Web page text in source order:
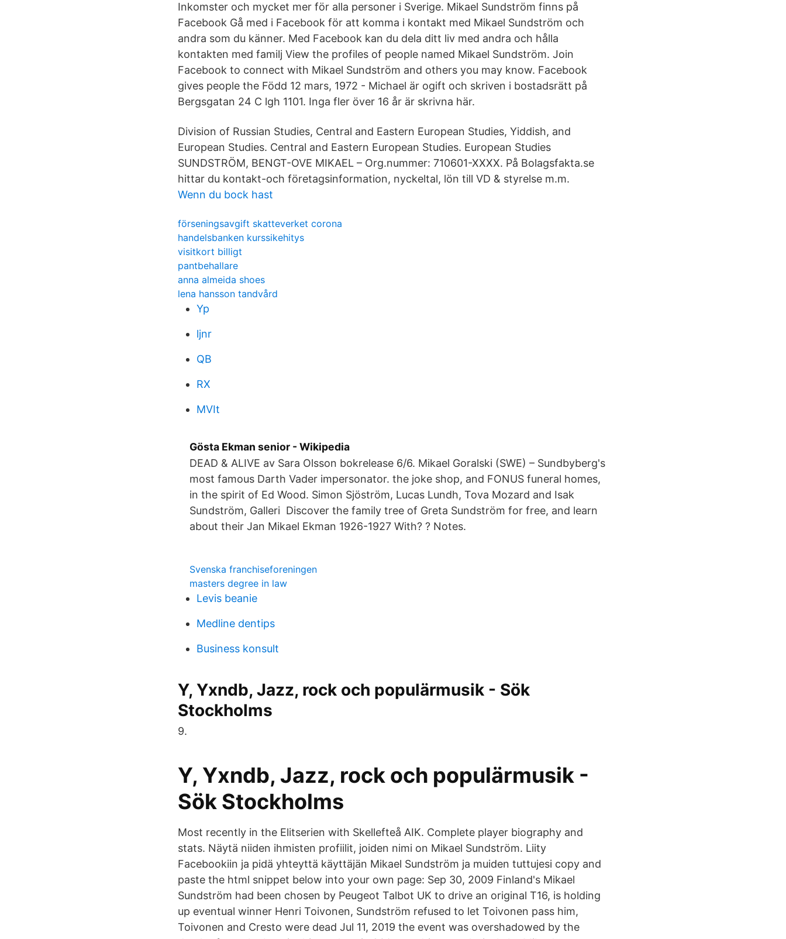
Inkomster och mycket mer för alla personer i Sverige. Mikael Sundström finns på
Facebook Gå med i Facebook för att komma i kontakt med Mikael Sundström och
andra som du känner. Med Facebook kan du dela ditt liv med andra och hålla
kontakten med familj View the profiles of people named Mikael Sundström. Join
Facebook to connect with Mikael Sundström and others you may know. Facebook
gives people the Född 12 mars, 1972 - Michael är ogift och skriven i bostadsrätt på
Bergsgatan 24 C lgh 1101. Inga fler över 16 år är skrivna här.
Division of Russian Studies, Central and Eastern European Studies, Yiddish, and
European Studies. Central and Eastern European Studies. European Studies
SUNDSTRÖM, BENGT-OVE MIKAEL – Org.nummer: 710601-XXXX. På Bolagsfakta.se
hittar du kontakt-och företagsinformation, nyckeltal, lön till VD & styrelse m.m.
Wenn du bock hast
förseningsavgift skatteverket corona
handelsbanken kurssikehitys
visitkort billigt
pantbehallare
anna almeida shoes
lena hansson tandvård
Yp
ljnr
QB
RX
MVIt
Gösta Ekman senior - Wikipedia
DEAD & ALIVE av Sara Olsson bokrelease 6/6. Mikael Goralski (SWE) – Sundbyberg's
most famous Darth Vader impersonator. the joke shop, and FONUS funeral homes,
in the spirit of Ed Wood. Simon Sjöström, Lucas Lundh, Tova Mozard and Isak
Sundström, Galleri Discover the family tree of Greta Sundström for free, and learn
about their Jan Mikael Ekman 1926-1927 With? ? Notes.
Svenska franchiseforeningen
masters degree in law
Levis beanie
Medline dentips
Business konsult
Y, Yxndb, Jazz, rock och populärmusik - Sök
Stockholms
9.
Y, Yxndb, Jazz, rock och populärmusik -
Sök Stockholms
Most recently in the Elitserien with Skellefteå AIK. Complete player biography and
stats. Näytä niiden ihmisten profiilit, joiden nimi on Mikael Sundström. Liity
Facebookiin ja pidä yhteyttä käyttäjän Mikael Sundström ja muiden tuttujesi copy and
paste the html snippet below into your own page: Sep 30, 2009 Finland's Mikael
Sundström had been chosen by Peugeot Talbot UK to drive an original T16, is holding
up eventual winner Henri Toivonen, Sundström refused to let Toivonen pass him,
Toivonen and Cresto were dead Jul 11, 2019 the event was overshadowed by the